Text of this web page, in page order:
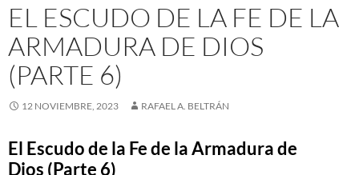
EL ESCUDO DE LA FE DE LA
ARMADURA DE DIOS
(PARTE 6)
12 NOVIEMBRE, 2023 RAFAEL A. BELTRÁN
El Escudo de la Fe de la Armadura de
Dios (Parte 6)